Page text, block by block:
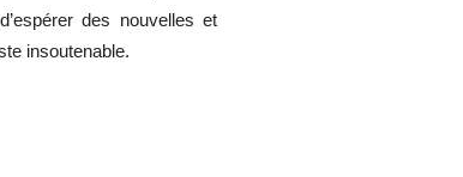
des nouvelles et
insoutenable.